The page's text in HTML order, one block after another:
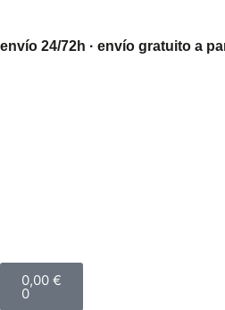
envío 24/72h · envío gratuito a
0,00 €
0